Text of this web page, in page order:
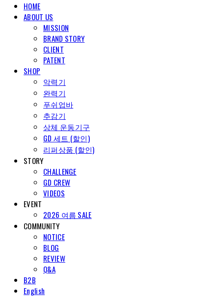
HOME
ABOUT US
MISSION
BRAND STORY
CLIENT
PATENT
SHOP
악력기
완력기
푸쉬업바
추감기
상체 운동기구
GD 세트 (할인)
리퍼상품 (할인)
STORY
CHALLENGE
GD CREW
VIDEOS
EVENT
2026 여름 SALE
COMMUNITY
NOTICE
BLOG
REVIEW
Q&A
B2B
English